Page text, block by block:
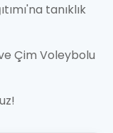
tanıklık
Çim Voleybolu